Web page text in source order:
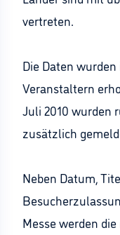
vertreten.
Die Daten
Veranstaltern
Juli 2010 wurden
zusätzlich
Neben Datum,
Messe werden